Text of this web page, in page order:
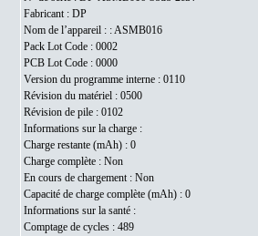
Fabricant : DP
Nom de l’appareil : : ASMB016
Pack Lot Code : 0002
PCB Lot Code : 0000
Version du programme interne : 0110
Révision du matériel : 0500
Révision de pile : 0102
Informations sur la charge :
Charge restante (mAh) : 0
Charge complète : Non
En cours de chargement : Non
Capacité de charge complète (mAh) : 0
Informations sur la santé :
Comptage de cycles : 489